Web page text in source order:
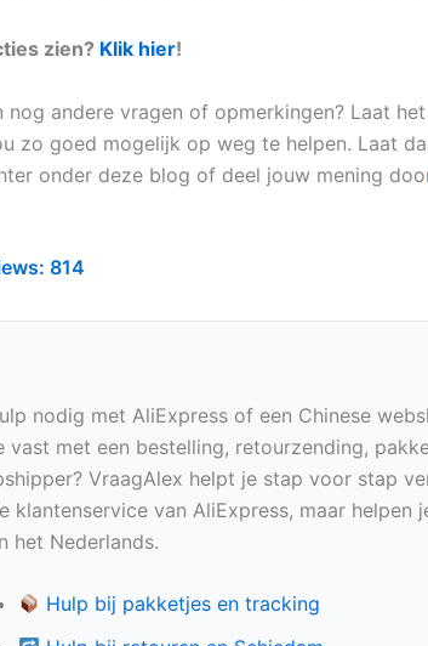
zien? Klik hier!
nog andere vragen of opmerkingen? Laat
zo goed mogelijk op weg te helpen. Laat
onder deze blog of deel jouw mening
814
nodig met AliExpress of een Chinese
vast met een bestelling, retourzending,
VraagAlex helpt je stap voor stap
klantenservice van AliExpress, maar helpen
het Nederlands.
Hulp bij pakketjes en tracking